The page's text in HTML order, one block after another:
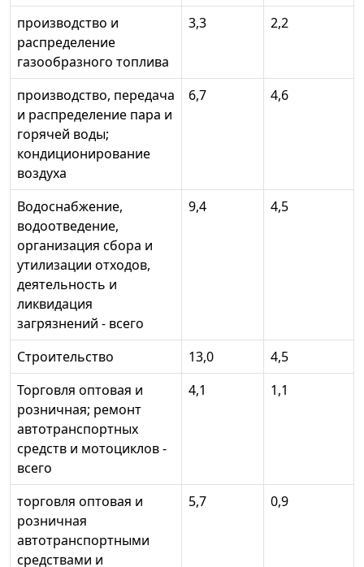
производство и
распределение
газообразного топлива
3,3 2,2
производство, передача
и распределение пара и
горячей воды;
кондиционирование
воздуха
6,7 4,6
Водоснабжение,
водоотведение,
организация сбора и
утилизации отходов,
деятельность и
ликвидация
загрязнений - всего
9,4 4,5
Строительство 13,0
4,5
Торговля оптовая и
розничная; ремонт
автотранспортных
средств и мотоциклов -
всего
4,1 1,1
торговля оптовая и
розничная
автотранспортными
средствами и
5,7 0,9